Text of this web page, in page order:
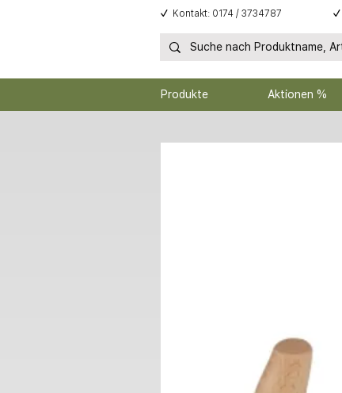
Produkte Aktionen %
✓ Kontakt: 0174 / 3734787 ✓